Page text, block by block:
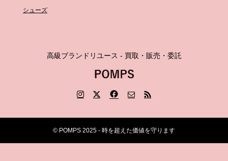
シューズ
高級ブランドリユース - 買取・販売・委託
© POMPS 2025 - 時を超えた価値を守ります